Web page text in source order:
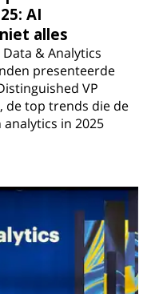
AI
alles
& Analytics
presenteerde
VP
de top trends die de
in 2025